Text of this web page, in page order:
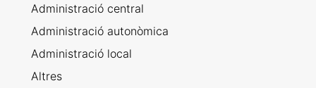
Administració central
Administració autonòmica
Administració local
Altres